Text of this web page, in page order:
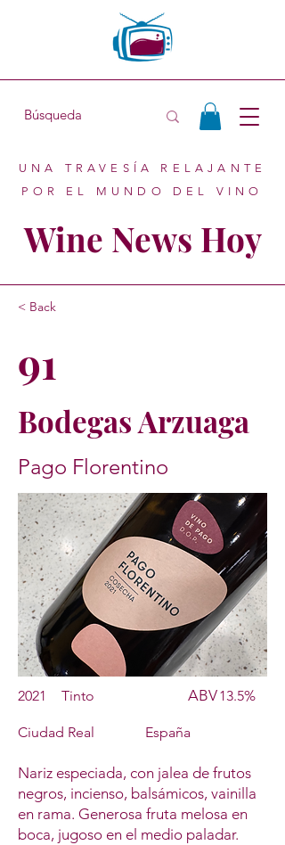
Wine News Hoy
UNA TRAVESÍA RELAJANTE
POR EL MUNDO DEL VINO
< Back
91
Bodegas Arzuaga
Pago Florentino
2021 Tinto 13.5%
ABV
Ciudad Real España
Nariz especiada, con jalea de frutos
negros, incienso, balsámicos, vainilla
en rama. Generosa fruta melosa en
boca, jugoso en el medio paladar.